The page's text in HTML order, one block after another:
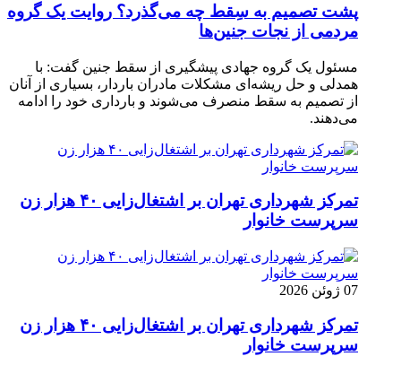
پشت تصمیم به سِقط چه می‌گذرد؟ روایت یک گروه
مردمی از نجات جنین‌ها
مسئول یک گروه جهادی پیشگیری از سقط جنین گفت: با
همدلی و حل ریشه‌ای مشکلات مادران باردار، بسیاری از آنان
از تصمیم به سقط منصرف می‌شوند و بارداری خود را ادامه
می‌دهند.
تمرکز شهرداری تهران بر اشتغال‌زایی ۴۰ هزار زن
سرپرست خانوار
07 ژوئن 2026
تمرکز شهرداری تهران بر اشتغال‌زایی ۴۰ هزار زن
سرپرست خانوار